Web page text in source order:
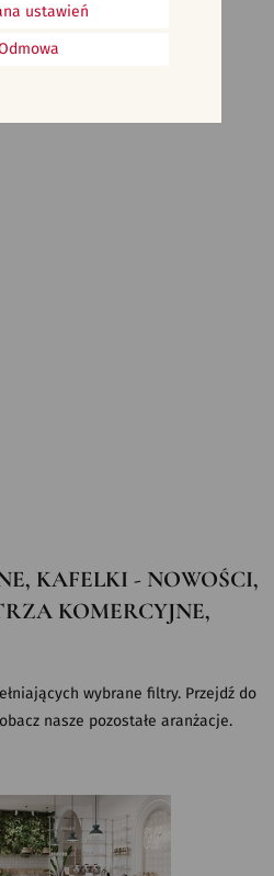
KAFELKI - NOWOŚCI,
KOMERCYJNE,
wybrane filtry. Przejdź do
nasze pozostałe aranżacje.
ustawień